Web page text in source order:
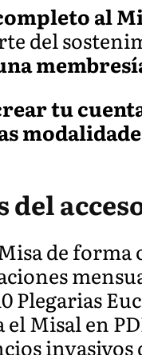
al
del
tu
del
de
Plegarias
el Misal en
invasivos